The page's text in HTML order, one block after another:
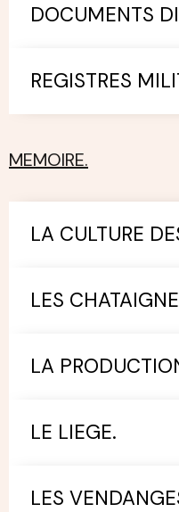
DOCUMENTS
REGISTRES
MEMOIRE.
LA CULTURE
LES
LA
LE LIEGE.
LES